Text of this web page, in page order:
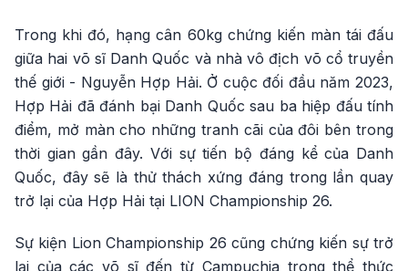
Trong khi đó, hạng cân 60kg chứng kiến màn tái đấu
giữa hai võ sĩ Danh Quốc và nhà vô địch võ cổ truyền
thế giới - Nguyễn Hợp Hải. Ở cuộc đối đầu năm 2023,
Hợp Hải đã đánh bại Danh Quốc sau ba hiệp đấu tính
điểm, mở màn cho những tranh cãi của đôi bên trong
thời gian gần đây. Với sự tiến bộ đáng kể của Danh
Quốc, đây sẽ là thử thách xứng đáng trong lần quay
trở lại của Hợp Hải tại LION Championship 26.
Sự kiện Lion Championship 26 cũng chứng kiến sự trở
lại của các võ sĩ đến từ Campuchia trong thể thức